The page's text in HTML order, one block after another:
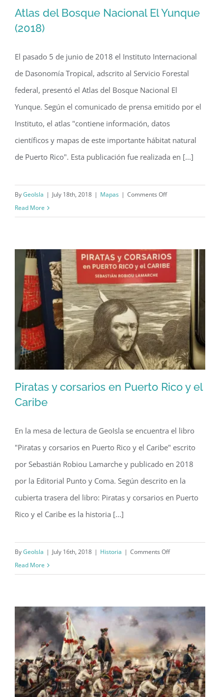
Atlas del Bosque Nacional El Yunque
(2018)
Atlas del Bosque Nacional El Yunque
(2018)
El pasado 5 de junio de 2018 el Instituto Internacional
de Dasonomía Tropical, adscrito al Servicio Forestal
federal, presentó el Atlas del Bosque Nacional El
Yunque. Según el comunicado de prensa emitido por el
Instituto, el atlas "contiene información, datos
científicos y mapas de este importante hábitat natural
de Puerto Rico". Esta publicación fue realizada en [...]
ByGeoIsla | July 18th, 2018 | Mapas | Comments Offon
Nacional
El
Yunque
(2018)
Read More
Piratas y corsarios en Puerto Rico y el
Caribe
Piratas y corsarios en Puerto Rico y el
Caribe
En la mesa de lectura de GeoIsla se encuentra el libro
"Piratas y corsarios en Puerto Rico y el Caribe" escrito
por Sebastián Robiou Lamarche y publicado en 2018
por la Editorial Punto y Coma. Según descrito en la
cubierta trasera del libro: Piratas y corsarios en Puerto
Rico y el Caribe es la historia [...]
ByGeoIsla | July 16th, 2018 | Historia | Comments Offon
Puerto
Rico
y
el
Caribe
Read More